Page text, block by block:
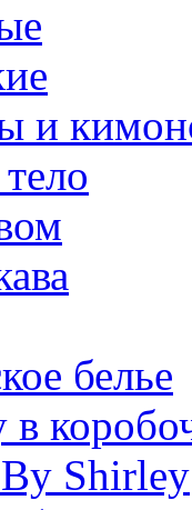
и
белье
в
Shirley